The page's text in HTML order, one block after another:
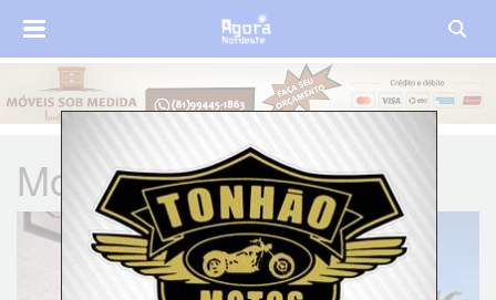
Morte à esclarecer